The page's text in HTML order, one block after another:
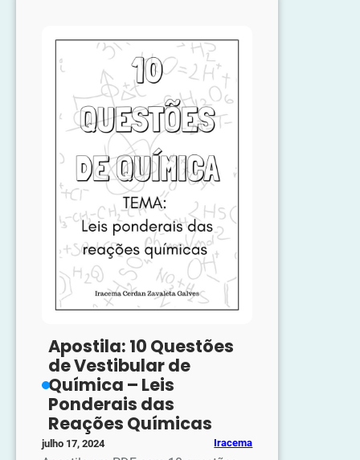
Vestibular
de
Química
–
Isomeria
Apostila: 10 Questões
de Vestibular de
Química – Leis
Ponderais das
Reações Químicas
julho 17, 2024 Iracema